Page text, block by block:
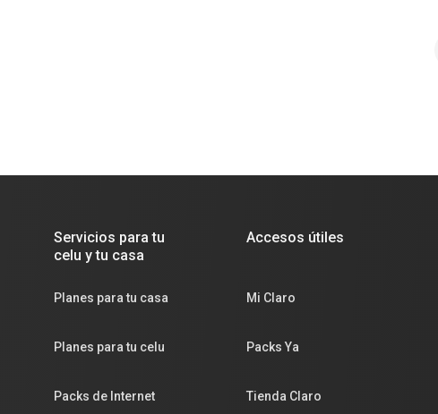
Servicios para tu
celu y tu casa
Planes para tu casa
Planes para tu celu
Packs de Internet
Accesos útiles
Mi Claro
Packs Ya
Tienda Claro